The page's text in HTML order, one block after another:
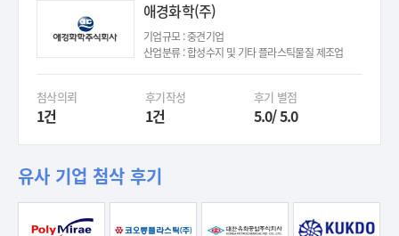
애경화학(주)
기업규모 : 중견기업
산업분류 : 합성수지 및 기타 플라스틱물질 제조업
첨삭의뢰
1건
후기작성
1건
후기 별점
5.0/ 5.0
유사 기업 첨삭 후기